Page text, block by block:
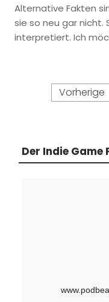
Alternative Fakten
sie so neu gar nicht.
interpretiert. Ich
Seitennummerierung
Vorherige
Der Indie Game